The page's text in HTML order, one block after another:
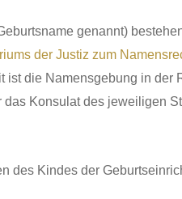
genannt)
der Justiz zum
die Namensgebung in
das Konsulat des jeweiligen
des Kindes der